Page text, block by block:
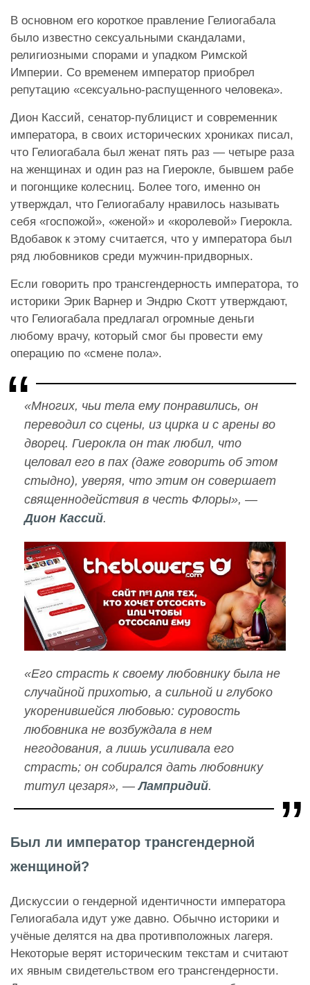
В основном его короткое правление Гелиогабала
было известно сексуальными скандалами,
религиозными спорами и упадком Римской
Империи. Со временем император приобрел
репутацию «сексуально-распущенного человека».
Дион Кассий, сенатор-публицист и современник
императора, в своих исторических хрониках писал,
что Гелиогабала был женат пять раз — четыре раза
на женщинах и один раз на Гиерокле, бывшем рабе
и погонщике колесниц. Более того, именно он
утверждал, что Гелиогабалу нравилось называть
себя «госпожой», «женой» и «королевой» Гиерокла.
Вдобавок к этому считается, что у императора был
ряд любовников среди мужчин-придворных.
Если говорить про трансгендерность императора, то
историки Эрик Варнер и Эндрю Скотт утверждают,
что Гелиогабала предлагал огромные деньги
любому врачу, который смог бы провести ему
операцию по «смене пола».
«Многих, чьи тела ему понравились, он
переводил со сцены, из цирка и с арены во
дворец. Гиерокла он так любил, что
целовал его в пах (даже говорить об этом
стыдно), уверяя, что этим он совершает
священнодействия в честь Флоры», —
Дион Кассий.
«Его страсть к своему любовнику была не
случайной прихотью, а сильной и глубоко
укоренившейся любовью: суровость
любовника не возбуждала в нем
негодования, а лишь усиливала его
страсть; он собирался дать любовнику
титул цезаря», —Лампридий.
Был ли император трансгендерной
женщиной?
Дискуссии о гендерной идентичности императора
Гелиогабала идут уже давно. Обычно историки и
учёные делятся на два противположных лагеря.
Некоторые верят историческим текстам и считают
их явным свидетельством его трансгендерности.